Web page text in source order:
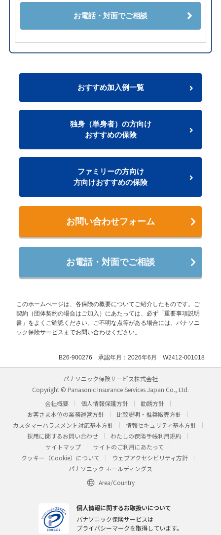
お電話・対面でご相談
おすすめ加入例一覧
独身（単身者）の方向け
おすすめの保険
ファミリーの方向け
方向けおすすめの保険
お問い合わせフォーム
お電話・対面でご相談
このホームぺージは、各保険の概要についてご紹介したものです。ご
契約（団体契約の場合はご加入）にあたっては、必ず「重要事項説明
書」をよくご確認ください。ご不明な点等がある場合には、パナソニ
ック保険サービスまでお問い合わせください。
B26-900276 承認年月：2026年6月 W2412-001018
パナソニック保険サービス株式会社
Copyright © Panasonic Insurance Services Japan Co., Ltd.
会社概要
個人情報保護方針
勧誘方針
お客さま本位の業務運営方針
比較説明・推奨販売方針
カスタマーハラスメント対応基本方針
情報セキュリティ基本方針
採用に関するお問い合わせ
わたしの保険手帳利用規約
サイトマップ
サイトのご利用にあたって
クッキー（Cookie）について
ウェブアクセシビリティ方針
パナソニック ホールディングス
Area/Country
個人情報に関するお取扱いについて
パナソニック保険サービスは
プライバシーマークを取得しています。